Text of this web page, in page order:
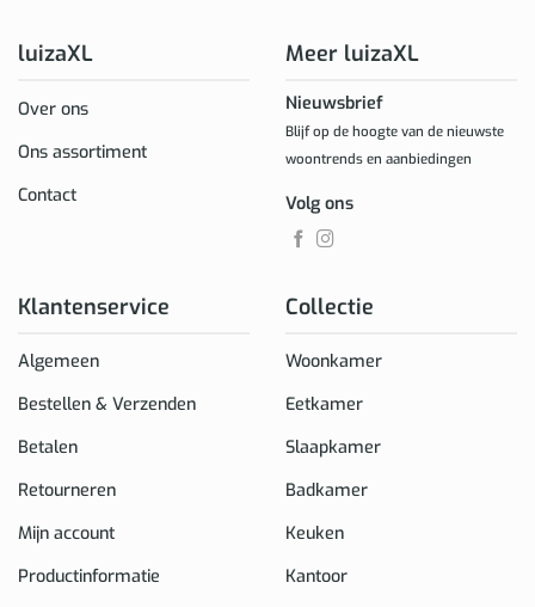
luizaXL
Over ons
Ons assortiment
Contact
Klantenservice
Algemeen
Bestellen & Verzenden
Betalen
Retourneren
Mijn account
Productinformatie
Collectie
Woonkamer
Eetkamer
Slaapkamer
Badkamer
Keuken
Kantoor
Meer luizaXL
Nieuwsbrief
Blijf op de hoogte van de nieuwste
woontrends en aanbiedingen
Volg ons